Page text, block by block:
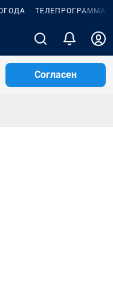
ТЕЛЕПРОГРАММА
Согласен